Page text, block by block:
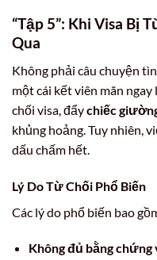
“Tập 5”: Khi Visa Bị
Qua
Không phải câu chuyện
một cái kết viên mãn
chối visa, đẩychiếc
khủng hoảng. Tuy nhiên,
dấu chấm hết.
Lý Do Từ Chối Phổ Biến
Các lý do phổ biến bao
Không đủ bằng chứng